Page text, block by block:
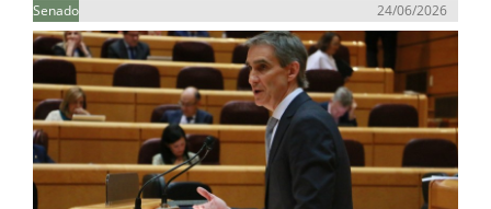
Senado 24/06/2026